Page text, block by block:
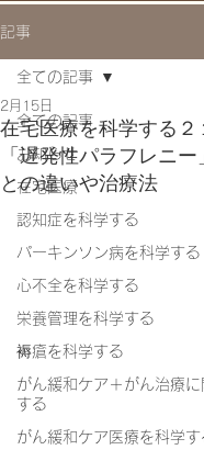
記事
全ての記事
お知らせ
在宅医療
認知症を科学する
パーキンソン病を科学する
心不全を科学する
栄養管理を科学する
褥瘡を科学する
がん緩和ケア＋がん治療
する
がん緩和ケア医療を科学す
全ての記事
在宅医療を科学する２
「遅発性パラフレニ
との違いや治療法
2月15日